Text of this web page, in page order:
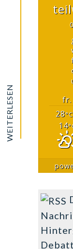
WEITERLESEN fr.
28°C
14